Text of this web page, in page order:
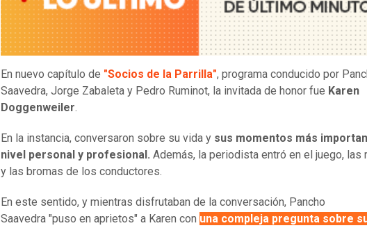
En nuevo capítulo de "Socios de la Parrilla", programa conducido por
Saavedra, Jorge Zabaleta y Pedro Ruminot, la invitada de honor fue Karen
Doggenweiler.
En la instancia, conversaron sobre su vida y sus momentos más
nivel personal y profesional. Además, la periodista entró en el juego, las
y las bromas de los conductores.
En este sentido, y mientras disfrutaban de la conversación, Pancho
Saavedra "puso en aprietos" a Karen con una compleja pregunta sobre